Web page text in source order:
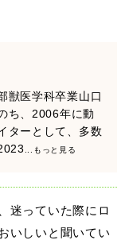
獣医学科卒業山口
ち、2006年に動
ターとして、多数
...もっと見る
迷っていた際にロ
いしいと聞いてい